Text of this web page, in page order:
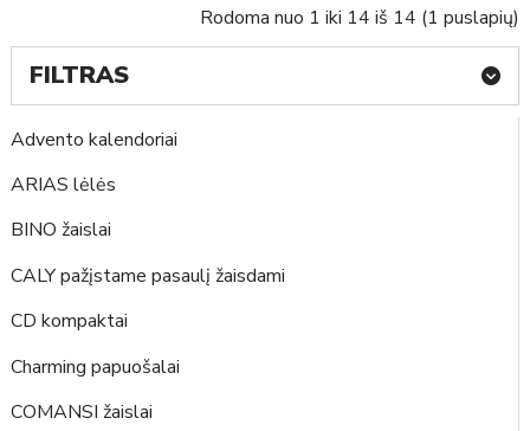
FILTRAS
Advento kalendoriai
ARIAS lėlės
BINO žaislai
CALY pažįstame pasaulį žaisdami
CD kompaktai
Charming papuošalai
COMANSI žaislai
Rodoma nuo 1 iki 14 iš 14 (1 puslapių)